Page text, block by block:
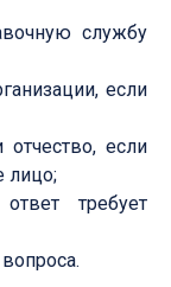
службу
если
если
лицо;
требует